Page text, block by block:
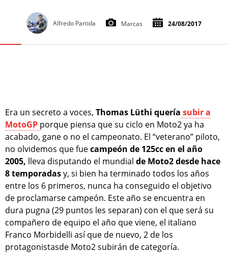
Alfredo Partida Marcas 24/08/2017
Era un secreto a voces, Thomas Lüthi quería subir a
MotoGP porque piensa que su ciclo en Moto2 ya ha
acabado, gane o no el campeonato. El “veterano” piloto,
no olvidemos que fuecampeón de 125cc en el año
2005, lleva disputando el mundial de Moto2 desde hace
8 temporadasy, si bien ha terminado todos los años
entre los 6 primeros, nunca ha conseguido el objetivo
de proclamarse campeón. Este año se encuentra en
dura pugna (29 puntos les separan) con el que será su
compañero de equipo el año que viene, el italiano
Franco Morbidelli así que de nuevo, 2 de los
protagonistasde Moto2 subirán de categoría.